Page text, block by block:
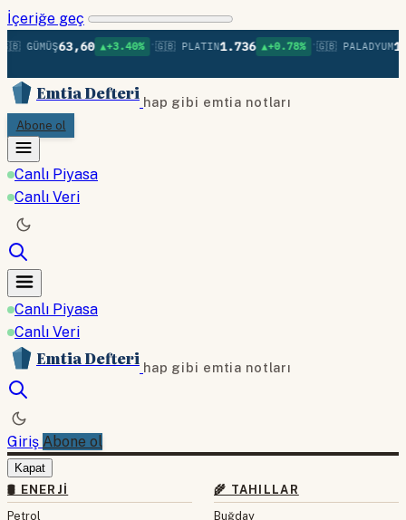
İçeriğe geç
GÜMÜŞ63,60 ▲+3.40% •🇬🇧 PLATIN1.736 ▲+0.78% •🇬🇧 PALADYUM
Emtia Defteri hap gibi emtia notları
Abone ol
Canlı Piyasa
Canlı Veri
Canlı Piyasa
Canlı Veri
Emtia Defteri hap gibi emtia notları
Giriş Abone ol
Kapat
🛢 ENERJI
Petrol
🌾 TAHILLAR
Buğday